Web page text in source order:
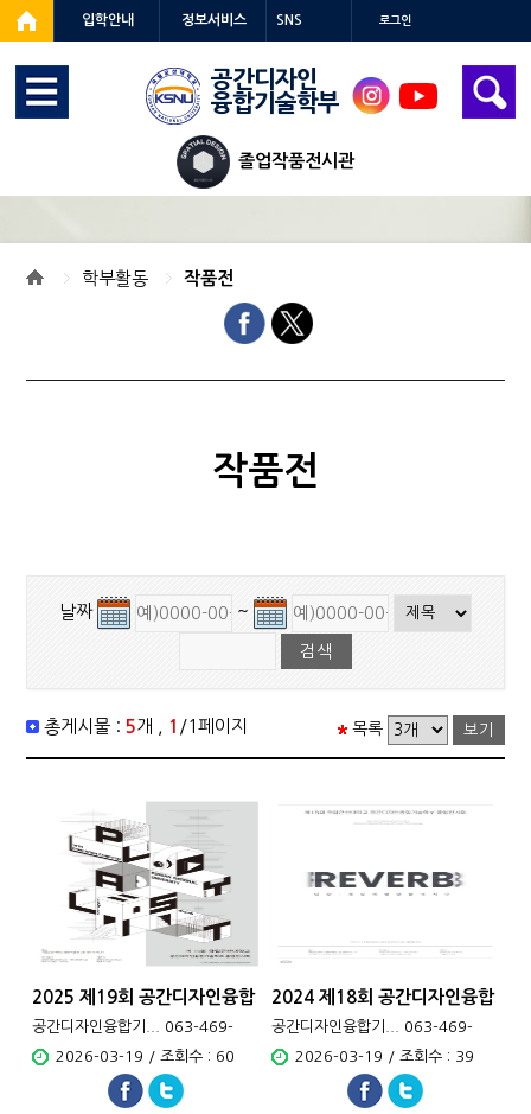
입학안내 정보서비스 SNS 로그인
공간디자인
융합기술학부
졸업작품전시관
학부활동 작품전
작품전
날짜 ~
총게시물 : 5 개 , 1 /1페이지 목록
2025 제19회 공간디자인융합
기술학..
공간디자인융합기... 063-469-
46212026-03-19 / 조회수 : 60
2024 제18회 공간디자인융합
기술학..
공간디자인융합기... 063-469-
46212026-03-19 / 조회수 : 39